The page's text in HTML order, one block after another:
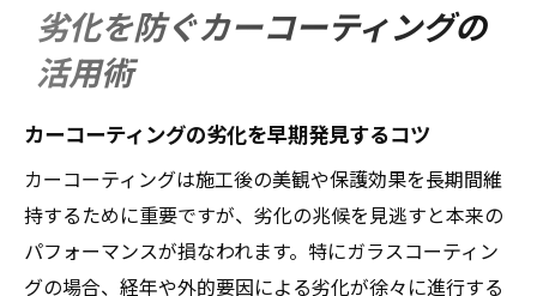
劣化を防ぐカーコーティングの
活用術
カーコーティングの劣化を早期発見するコツ
カーコーティングは施工後の美観や保護効果を長期間維
持するために重要ですが、劣化の兆候を見逃すと本来の
パフォーマンスが損なわれます。特にガラスコーティン
グの場合、経年や外的要因による劣化が徐々に進行する